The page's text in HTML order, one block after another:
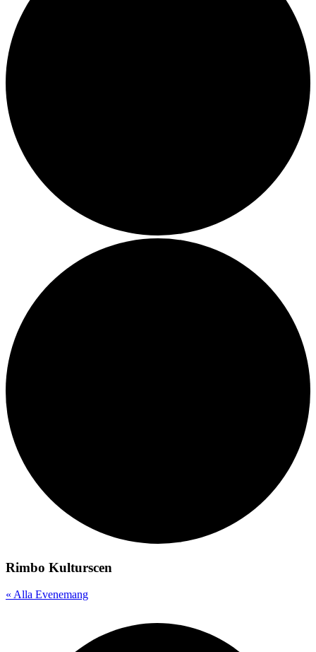
Rimbo Kulturscen
« Alla Evenemang